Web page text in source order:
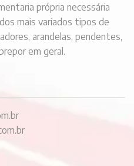
própria necessária
mais variados tipos de
arandelas, pendentes,
em geral.